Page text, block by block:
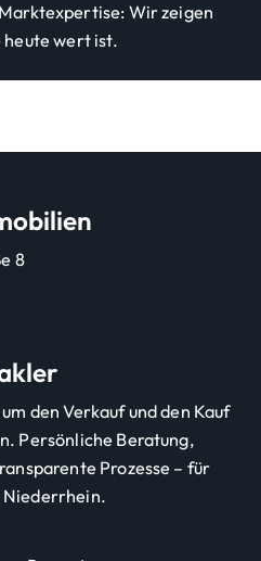
Wir zeigen
heute wert ist.
8
den Verkauf und den Kauf
Persönliche Beratung,
Prozesse – für
Niederrhein.